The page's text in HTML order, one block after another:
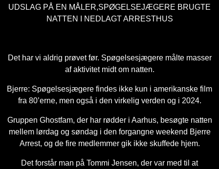
UDSLAG PÅ EN MÅLER,SPØGELSEJÆGERE BRUGTE
NATTEN I NEDLAGT ARRESTHUS
Det har vi aldrig prøvet før. Spøgelsesjægere målte masser
af aktivitet midt om natten.
Bjerre: Spøgelsesjægere findes ikke kun i amerikanske film
fra 80’erne, men også i den virkelig verden og i 2024.
Gruppen Ghostfam, der har rødder i Aarhus, besøgte natten
mellem lørdag og søndag i den forgangne weekend Bjerre
Arrest, og de fire medlemmer gik ikke skuffede hjem.
Det forstår man på Tommi Jensen, der var med til at